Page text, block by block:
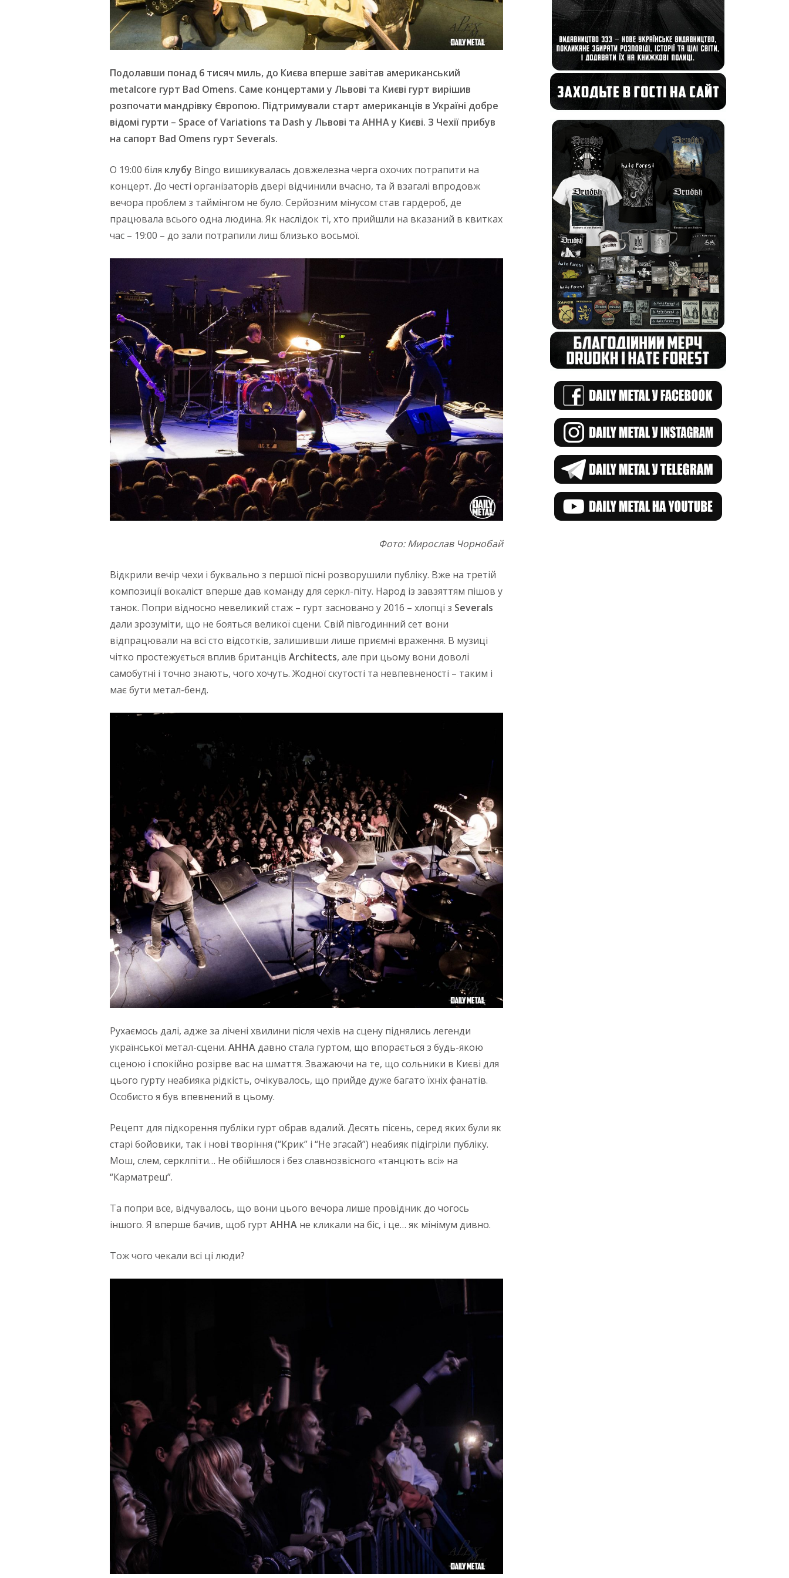
Подолавши понад 6 тисяч миль, до Києва вперше завітав американський
metalcore гурт Bad Omens. Саме концертами у Львові та Києві гурт вирішив
розпочати мандрівку Європою. Підтримували старт американців в Україні добре
відомі гурти – Space of Variations та Dash у Львові та АННА у Києві. З Чехії прибув
на сапорт Bad Omens гурт Severals.
О 19:00 біля клубу Bingo вишикувалась довжелезна черга охочих потрапити на
концерт. До честі організаторів двері відчинили вчасно, та й взагалі впродовж
вечора проблем з таймінгом не було. Серйозним мінусом став гардероб, де
працювала всього одна людина. Як наслідок ті, хто прийшли на вказаний в квитках
час – 19:00 – до зали потрапили лиш близько восьмої.
Фото: Мирослав Чорнобай
Відкрили вечір чехи і буквально з першої пісні розворушили публіку. Вже на третій
композиції вокаліст вперше дав команду для серкл-піту. Народ із завзяттям пішов у
танок. Попри відносно невеликий стаж – гурт засновано у 2016 – хлопці з Severals
дали зрозуміти, що не бояться великої сцени. Свій півгодинний сет вони
відпрацювали на всі сто відсотків, залишивши лише приємні враження. В музиці
чітко простежується вплив британців Architects, але при цьому вони доволі
самобутні і точно знають, чого хочуть. Жодної скутості та невпевненості – таким і
має бути метал-бенд.
Рухаємось далі, адже за лічені хвилини після чехів на сцену піднялись легенди
української метал-сцени. АННАдавно стала гуртом, що впорається з будь-якою
сценою і спокійно розірве вас на шмаття. Зважаючи на те, що сольники в Києві для
цього гурту неабияка рідкість, очікувалось, що прийде дуже багато їхніх фанатів.
Особисто я був впевнений в цьому.
Рецепт для підкорення публіки гурт обрав вдалий. Десять пісень, серед яких були як
старі бойовики, так і нові творіння (“Крик” і “Не згасай”) неабияк підігріли публіку.
Мош, слем, серклпіти… Не обійшлося і без славнозвісного «танцють всі» на
“Карматреш”.
Та попри все, відчувалось, що вони цього вечора лише провідник до чогось
іншого. Я вперше бачив, щоб гурт АННА не кликали на біс, і це… як мінімум дивно.
Тож чого чекали всі ці люди?